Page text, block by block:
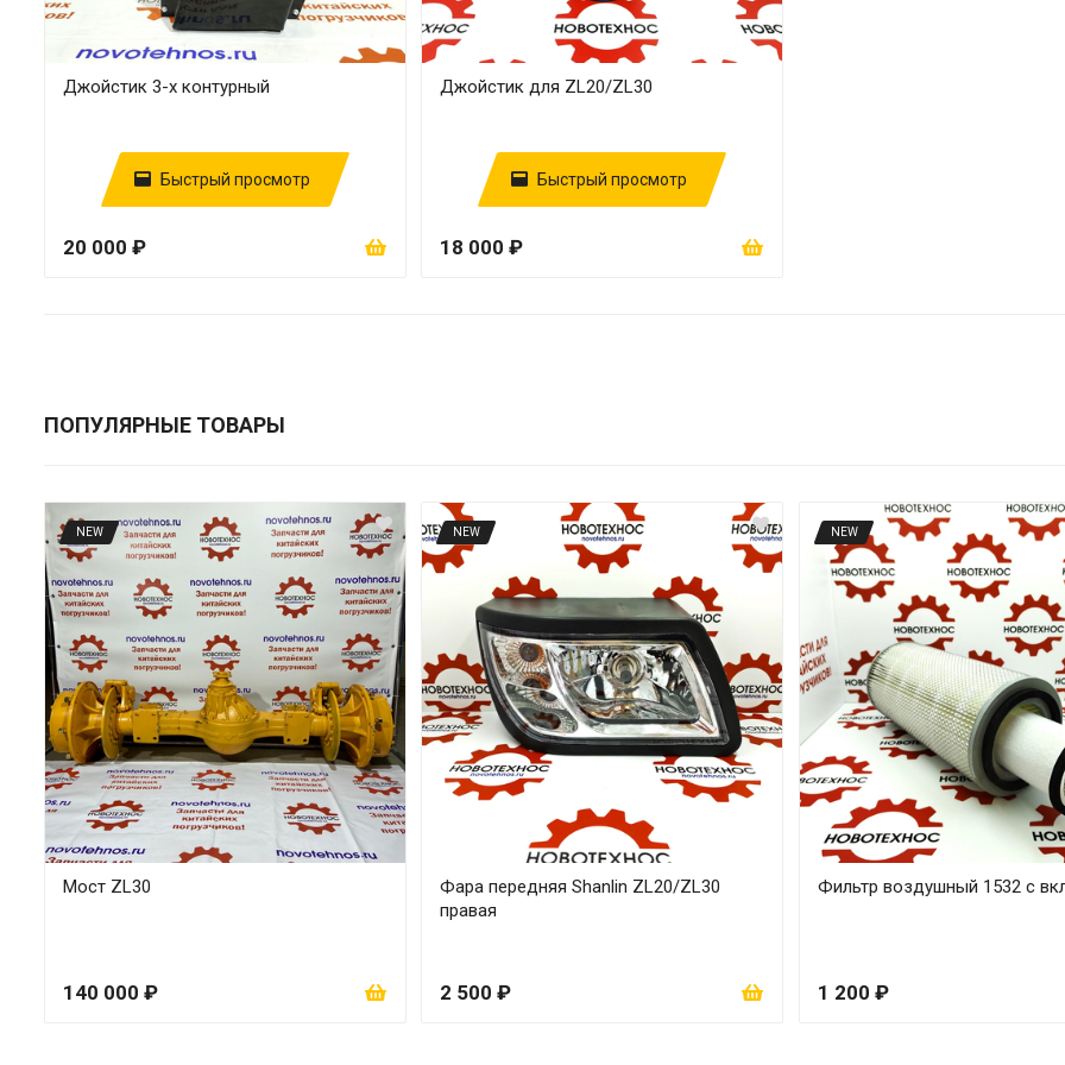
Джойстик 3-х контурный
Быстрый просмотр
20 000 ₽
Джойстик для ZL20/ZL30
Быстрый просмотр
18 000 ₽
ПОПУЛЯРНЫЕ ТОВАРЫ
NEW
Мост ZL30
140 000 ₽
NEW
Фара передняя Shanlin ZL20/ZL30
правая
2 500 ₽
NEW
Фильтр воздушный 1532 с
1 200 ₽